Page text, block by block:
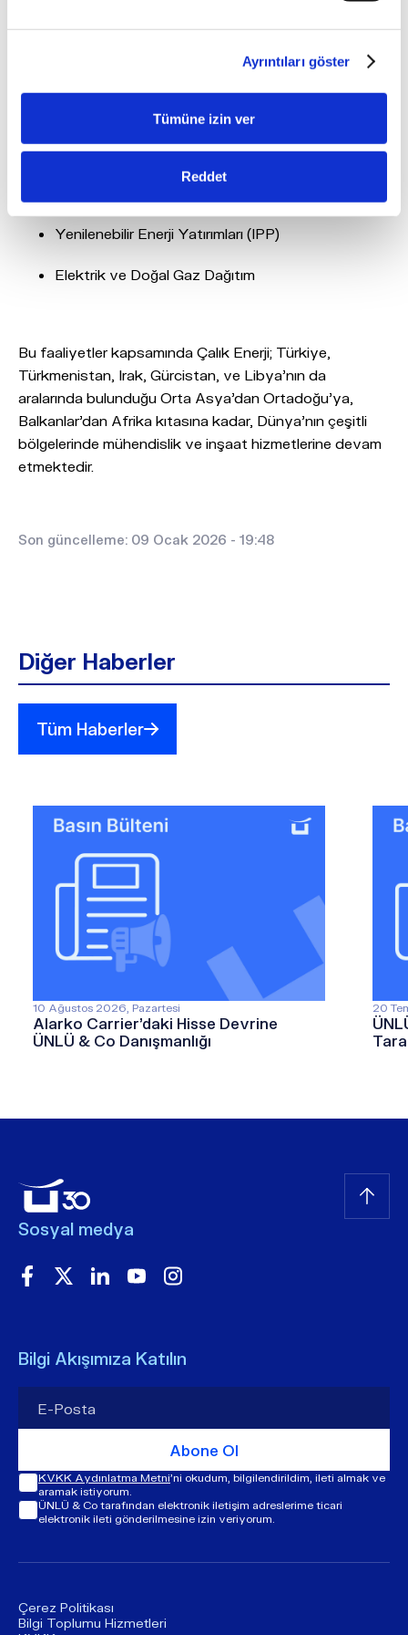
Ayrıntıları göster
Tümüne izin ver
Reddet
Uluslararası Engineering News Record tarafından
arasındaki yerini tescilleyen Çalık Enerji’nin başlıca
Yenilenebilir Enerji Yatırımları (IPP)
Elektrik ve Doğal Gaz Dağıtım
Bu faaliyetler kapsamında Çalık Enerji; Türkiye,
Türkmenistan, Irak, Gürcistan, ve Libya’nın da
aralarında bulunduğu Orta Asya’dan Ortadoğu’ya,
Balkanlar’dan Afrika kıtasına kadar, Dünya’nın çeşitli
bölgelerinde mühendislik ve inşaat hizmetlerine devam
etmektedir.
Son güncelleme: 09 Ocak 2026 - 19:48
Diğer Haberler
Tüm Haberler
10 Ağustos 2026, Pazartesi
Alarko Carrier’daki Hisse Devrine
ÜNLÜ & Co Danışmanlığı
20
Sosyal medya
Bilgi Akışımıza Katılın
Abone Ol
ÜNLÜ & Co tarafından elektronik iletişim adreslerime ticari
elektronik ileti gönderilmesine izin veriyorum.
KVKK Aydınlatma Metni'ni okudum, bilgilendirildim, ileti almak ve
aramak istiyorum.
Çerez Politikası
Bilgi Toplumu Hizmetleri